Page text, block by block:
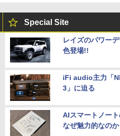
Special Site
レイズのパワー
色登場!!
iFi audio主力「
3」に迫る
AIスマートノー
なぜ魅力的なのか